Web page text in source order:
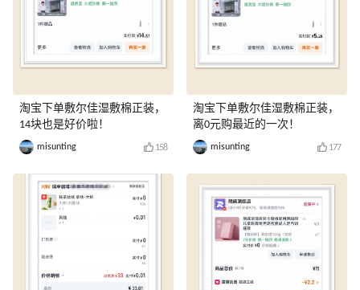
淘宝下单敷尔佳湿敷棉正装，
14块也是好价啦！
misunting 158
淘宝下单敷尔佳湿敷棉正装，
离0元购最近的一次！
misunting 177